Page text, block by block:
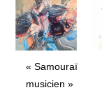
« Samouraï
musicien »